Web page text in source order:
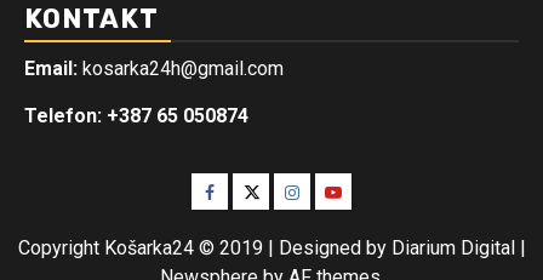
KONTAKT
Email: kosarka24h@gmail.com
Telefon: +387 65 050874
Facebook
TwitterInstagram
Youtube
Copyright Košarka24 © 2019 | Designed by Diarium Digital |